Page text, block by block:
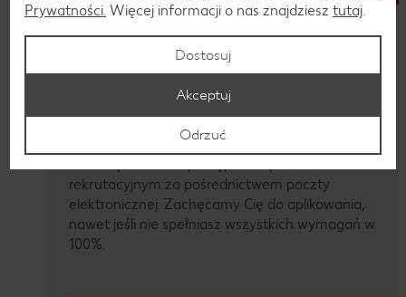
Aplikacja online
Znalazłeś odpowiednią ofertę pracy? W takim
list motywacyjny nie jest u nas obowiązkowy.
stanowiska i przekażemy Ci szybką informację
rekrutacyjnym za pośrednictwem poczty
elektronicznej. Zachęcamy Cię do aplikowania,
nawet jeśli nie spełniasz wszystkich wymagań w
100%.
Prywatności. Więcej informacji o nas znajdziesz tutaj
Dostosuj
Akceptuj
Odrzuć